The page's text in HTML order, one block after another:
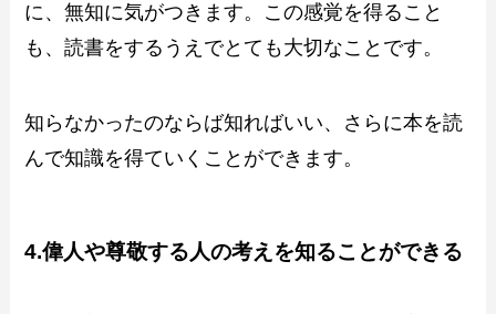
に、無知に気がつきます。この感覚を得ること
も、読書をするうえでとても大切なことです。
知らなかったのならば知ればいい、さらに本を読
んで知識を得ていくことができます。
4.偉人や尊敬する人の考えを知ることができる